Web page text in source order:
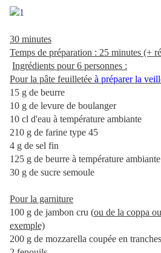
30 minutes
Temps de préparation : 25 minutes (+
Ingrédients pour 6 personnes :
Pour la pâte feuilletée à préparer la
15 g de beurre
10 g de levure de boulanger
10 cl d'eau à température ambiante
210 g de farine type 45
4 g de sel fin
125 g de beurre à température ambiante
30 g de sucre semoule
Pour la garniture
100 g de jambon cru (ou de la coppa
exemple)
200 g de mozzarella coupée en tranches